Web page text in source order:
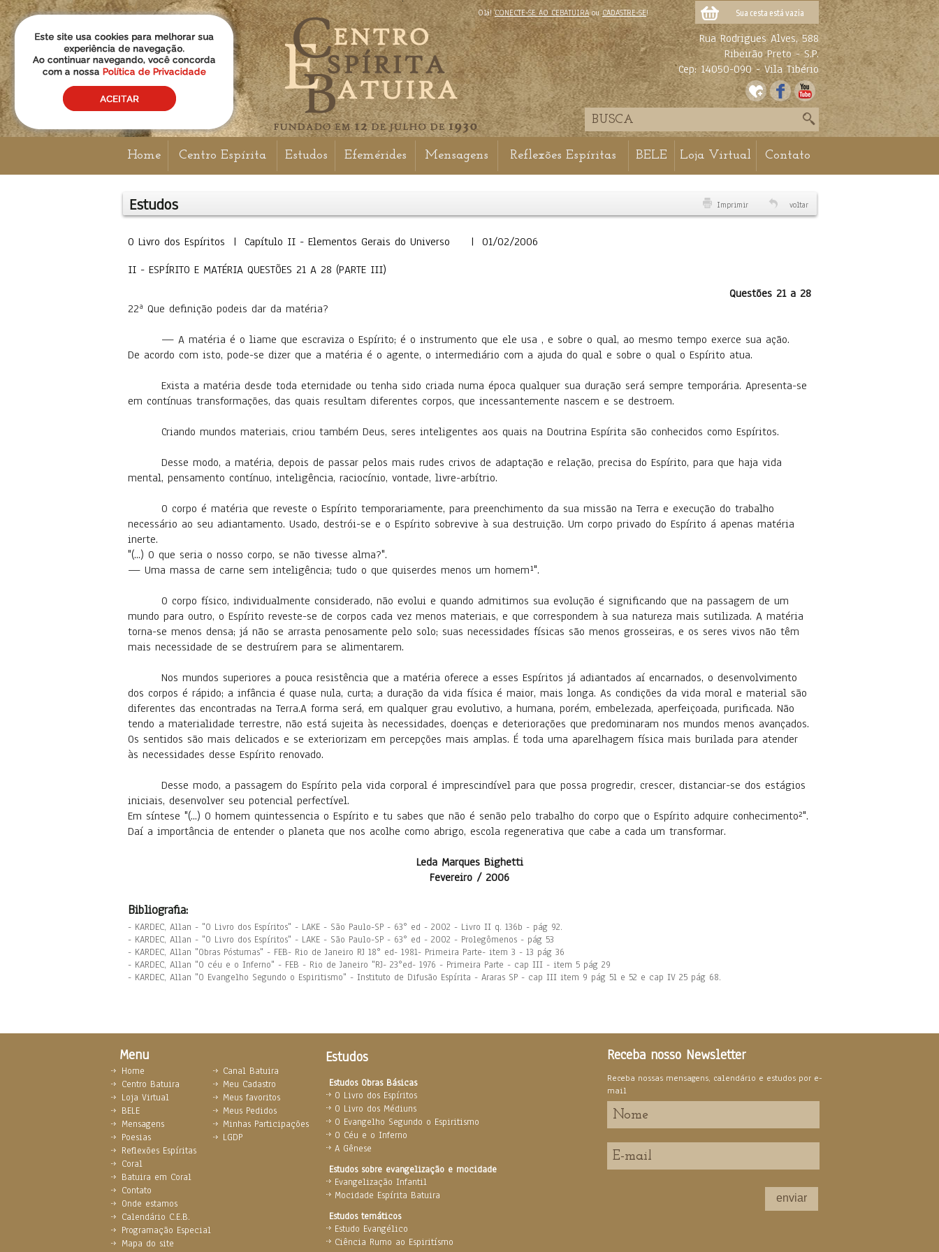
Olá!CONECTE-SE AO CEBATUIRAouCADASTRE-SE! Sua cesta está vazia
Rua Rodrigues Alves, 588
Ribeirão Preto - S.P.
Cep: 14050-090 - Vila Tibério
Home Centro Espírita Estudos Efemérides Mensagens Reflexões Espíritas BELE Loja Virtual Contato
Estudos Imprimir voltar
O Livro dos Espíritos | Capítulo II - Elementos Gerais do Universo | 01/02/2006
II - ESPÍRITO E MATÉRIA QUESTÕES 21 A 28 (PARTE III)
Questões 21 a 28
22ª Que definição podeis dar da matéria?
— A matéria é o liame que escraviza o Espírito; é o instrumento que ele usa , e sobre o qual, ao mesmo tempo exerce sua ação.
De acordo com isto, pode-se dizer que a matéria é o agente, o intermediário com a ajuda do qual e sobre o qual o Espírito atua.
Exista a matéria desde toda eternidade ou tenha sido criada numa época qualquer sua duração será sempre temporária. Apresenta-se
em contínuas transformações, das quais resultam diferentes corpos, que incessantemente nascem e se destroem.
Criando mundos materiais, criou também Deus, seres inteligentes aos quais na Doutrina Espírita são conhecidos como Espíritos.
Desse modo, a matéria, depois de passar pelos mais rudes crivos de adaptação e relação, precisa do Espírito, para que haja vida
mental, pensamento contínuo, inteligência, raciocínio, vontade, livre-arbítrio.
O corpo é matéria que reveste o Espírito temporariamente, para preenchimento da sua missão na Terra e execução do trabalho
necessário ao seu adiantamento. Usado, destrói-se e o Espírito sobrevive à sua destruição. Um corpo privado do Espírito á apenas matéria
inerte.
"(...) O que seria o nosso corpo, se não tivesse alma?".
— Uma massa de carne sem inteligência; tudo o que quiserdes menos um homem¹".
O corpo físico, individualmente considerado, não evolui e quando admitimos sua evolução é significando que na passagem de um
mundo para outro, o Espírito reveste-se de corpos cada vez menos materiais, e que correspondem à sua natureza mais sutilizada. A matéria
torna-se menos densa; já não se arrasta penosamente pelo solo; suas necessidades físicas são menos grosseiras, e os seres vivos não têm
mais necessidade de se destruírem para se alimentarem.
Nos mundos superiores a pouca resistência que a matéria oferece a esses Espíritos já adiantados aí encarnados, o desenvolvimento
dos corpos é rápido; a infância é quase nula, curta; a duração da vida física é maior, mais longa. As condições da vida moral e material são
diferentes das encontradas na Terra.A forma será, em qualquer grau evolutivo, a humana, porém, embelezada, aperfeiçoada, purificada. Não
tendo a materialidade terrestre, não está sujeita às necessidades, doenças e deteriorações que predominaram nos mundos menos avançados.
Os sentidos são mais delicados e se exteriorizam em percepções mais amplas. É toda uma aparelhagem física mais burilada para atender
às necessidades desse Espírito renovado.
Desse modo, a passagem do Espírito pela vida corporal é imprescindível para que possa progredir, crescer, distanciar-se dos estágios
iniciais, desenvolver seu potencial perfectível.
Em síntese "(...) O homem quintessencia o Espírito e tu sabes que não é senão pelo trabalho do corpo que o Espírito adquire conhecimento²".
Daí a importância de entender o planeta que nos acolhe como abrigo, escola regenerativa que cabe a cada um transformar.
Leda Marques Bighetti
Fevereiro / 2006
Bibliografia:
- KARDEC, Allan - "O Livro dos Espíritos" - LAKE - São Paulo-SP - 63° ed - 2002 - Livro II q. 136b - pág 92.
- KARDEC, Allan - "O Livro dos Espíritos" - LAKE - São Paulo-SP - 63° ed - 2002 - Prolegômenos - pág 53
- KARDEC, Allan "Obras Póstumas" - FEB- Rio de Janeiro RJ 18° ed- 1981- Primeira Parte- item 3 - 13 pág 36
- KARDEC, Allan "O céu e o Inferno" - FEB - Rio de Janeiro "RJ- 23°ed- 1976 - Primeira Parte - cap III - item 5 pág 29
- KARDEC, Allan "O Evangelho Segundo o Espiritismo" - Instituto de Difusão Espírita - Araras SP - cap III item 9 pág 51 e 52 e cap IV 25 pág 68.
Menu Estudos
Estudos Obras Básicas
O Livro dos Espíritos
O Livro dos Médiuns
O Evangelho Segundo o Espiritismo
O Céu e o Inferno
A Gênese
Estudos sobre evangelização e mocidade
Evangelização Infantil
Mocidade Espírita Batuira
Estudos temáticos
Estudo Evangélico
Ciência Rumo ao Espiritísmo
Home
Centro Batuira
Loja Virtual
BELE
Mensagens
Poesias
Reflexões Espíritas
Coral
Batuira em Coral
Contato
Onde estamos
Calendário C.E.B.
Programação Especial
Mapa do site
Canal Batuira
Meu Cadastro
Meus favoritos
Meus Pedidos
Minhas Participações
LGDP
Receba nosso Newsletter
Receba nossas mensagens, calendário e estudos por e-
mail
enviar